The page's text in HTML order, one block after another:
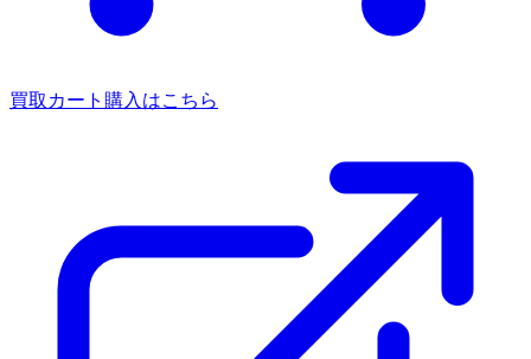
買取カート 購入はこちら